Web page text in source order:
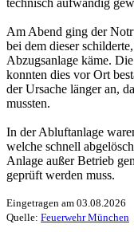
technisch aufwändig
Am Abend ging der
bei dem dieser
Abzugsanlage käme.
konnten dies vor Ort
der Ursache länger an,
mussten.
In der Abluftanlage
welche schnell
Anlage außer Betrieb
geprüft werden muss.
Eingetragen am 03.08.2026
Quelle: Feuerwehr München